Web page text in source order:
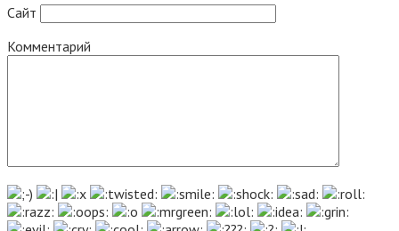
Сайт
Комментарий